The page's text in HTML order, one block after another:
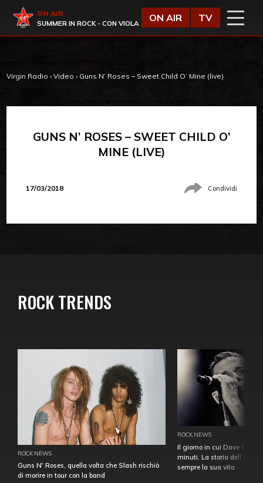
Virgin Radio
ON AIR
SUMMER IN ROCK - CON VIOLA
ON AIR TV
Virgin Radio › Video › Guns N’ Roses – Sweet Child O’ Mine (live)
GUNS N’ ROSES – SWEET CHILD O’
MINE (LIVE)
17/03/2018 Condividi
ROCK TRENDS
ROCK NEWS
Guns N' Roses, quella volta che Slash rischiò
di morire in tour con la band
ROCK NEWS
Il giorno in cui Dave
minuti. La storia
sempre la sua vita